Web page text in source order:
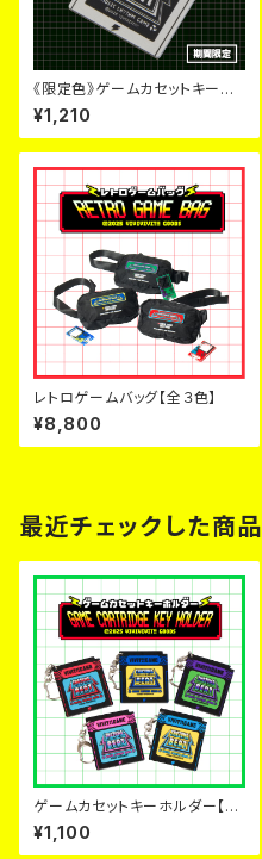
《限定色》ゲームカセットキーホ
ルダー《毎月６日~９日のみ販
売》
¥1,210
レトロゲームバッグ【全３色】
¥8,800
最近チェックした商品
ゲームカセットキーホルダー【５
色】
¥1,100